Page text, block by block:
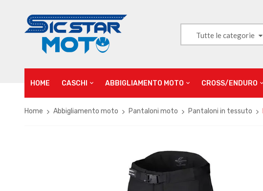
Tutte le categorie
HOME CASCHI ABBIGLIAMENTO MOTO CROSS/ENDURO
Home Abbigliamento moto Pantaloni moto Pantaloni in tessuto